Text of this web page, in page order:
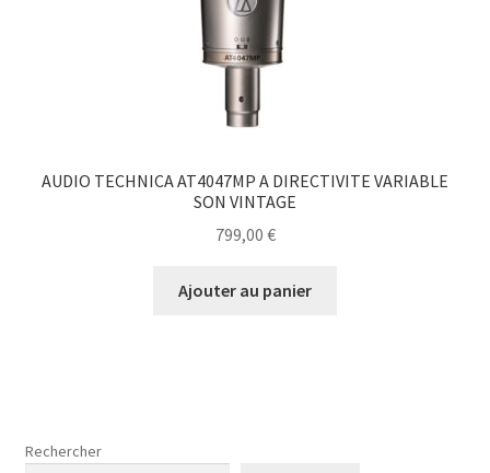
AUDIO TECHNICA AT4047MP A DIRECTIVITE VARIABLE
SON VINTAGE
799,00 €
Ajouter au panier
Rechercher